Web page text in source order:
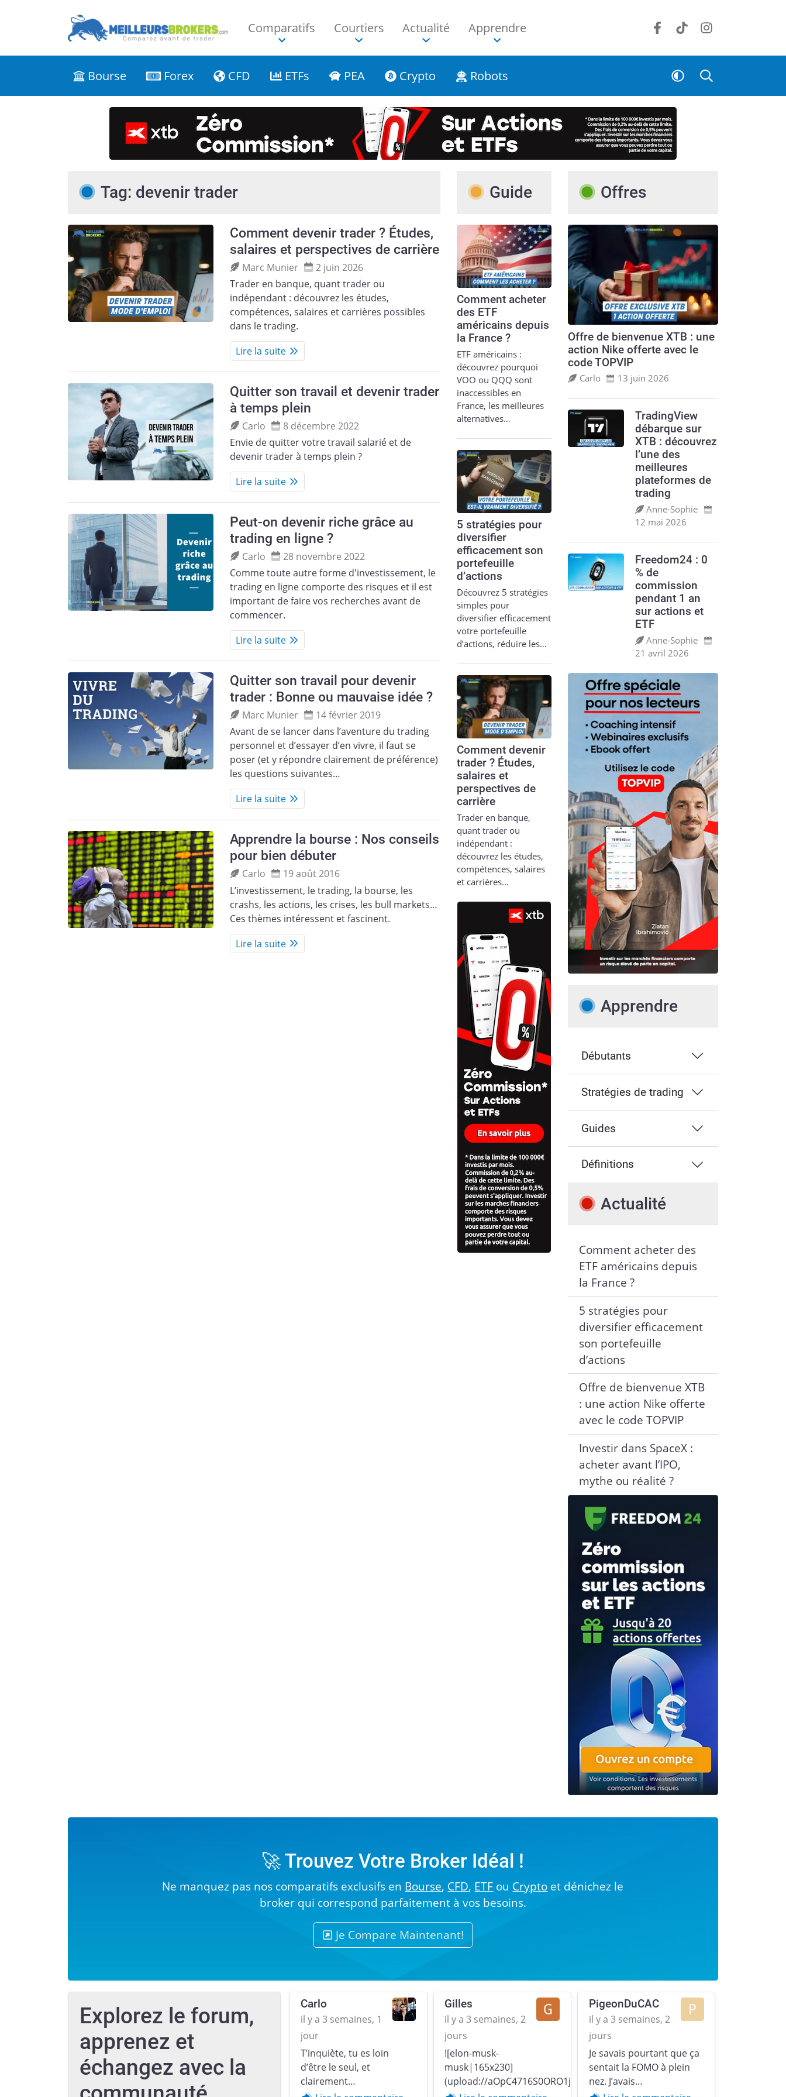
Comparatifs Courtiers Actualité Apprendre
Bourse Forex CFD ETFs PEA Crypto Robots
Tag: devenir trader
Comment devenir trader ? Études,
salaires et perspectives de carrière
Marc Munier
2 juin 2026
Trader en banque, quant trader ou
indépendant : découvrez les études,
compétences, salaires et carrières possibles
dans le trading.
Lire la suite
Quitter son travail et devenir trader
à temps plein
Carlo
8 décembre 2022
Envie de quitter votre travail salarié et de
devenir trader à temps plein ?
Lire la suite
Peut-on devenir riche grâce au
trading en ligne ?
Carlo
28 novembre 2022
Comme toute autre forme d'investissement, le
trading en ligne comporte des risques et il est
important de faire vos recherches avant de
commencer.
Lire la suite
Quitter son travail pour devenir
trader : Bonne ou mauvaise idée ?
Marc Munier
14 février 2019
Avant de se lancer dans l’aventure du trading
personnel et d’essayer d’en vivre, il faut se
poser (et y répondre clairement de préférence)
les questions suivantes…
Lire la suite
Apprendre la bourse : Nos conseils
pour bien débuter
Carlo
19 août 2016
L’investissement, le trading, la bourse, les
crashs, les actions, les crises, les bull markets…
Ces thèmes intéressent et fascinent.
Lire la suite
Guide
Comment acheter
des ETF
américains depuis
la France ?
ETF américains :
découvrez pourquoi
VOO ou QQQ sont
inaccessibles en
France, les meilleures
alternatives…
5 stratégies pour
diversifier
efficacement son
portefeuille
d’actions
Découvrez 5 stratégies
simples pour
diversifier efficacement
votre portefeuille
d’actions, réduire les…
Comment devenir
trader ? Études,
salaires et
perspectives de
carrière
Trader en banque,
quant trader ou
indépendant :
découvrez les études,
compétences, salaires
et carrières…
Offres
Offre de bienvenue XTB : une
action Nike offerte avec le
code TOPVIP
Carlo 13 juin 2026
TradingView
débarque sur
XTB : découvrez
l’une des
meilleures
plateformes de
trading
Anne‑Sophie
12 mai 2026
Freedom24 : 0
% de
commission
pendant 1 an
sur actions et
ETF
Anne‑Sophie
21 avril 2026
Apprendre
Débutants
Stratégies de trading
Guides
Définitions
Actualité
Comment acheter des
ETF américains depuis
la France ?
5 stratégies pour
diversifier efficacement
son portefeuille
d’actions
Offre de bienvenue XTB
: une action Nike offerte
avec le code TOPVIP
Investir dans SpaceX :
acheter avant l’IPO,
mythe ou réalité ?
🚀 Trouvez Votre Broker Idéal !
Ne manquez pas nos comparatifs exclusifs en Bourse, CFD, ETF ou Crypto et dénichez le
broker qui correspond parfaitement à vos besoins.
Je Compare Maintenant!
Explorez le forum,
apprenez et
échangez avec la
Carlo
il y a 3 semaines, 1
jour
T’inquiète, tu es loin
d’être le seul, et
clairement…
Gilles
il y a 3 semaines, 2
jours
![elon-musk-
musk|165x230]
(upload://aOpC4716S0ORO1jp379u2YZgqr1.gif)
PigeonDuCAC
il y a 3 semaines, 2
jours
Je savais pourtant que ça
sentait la FOMO à plein
nez. J’avais…
Previous Next